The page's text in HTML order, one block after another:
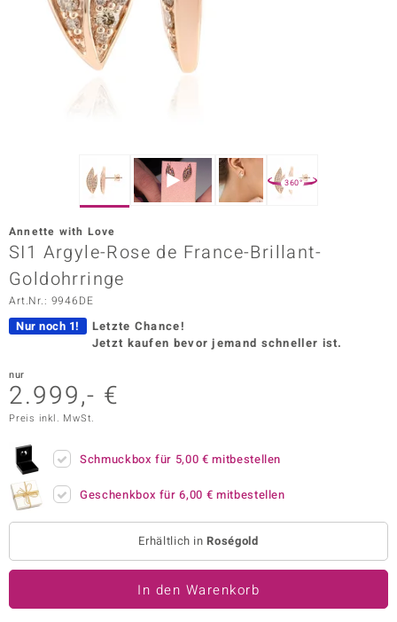
Edition
Vogue
Collection
BY DE MELO
360°
Annette with Love
SI1 Argyle-Rose de France-Brillant-
Goldohrringe
Art.Nr.: 9946DE
Nur noch 1!
Letzte Chance!
Jetzt kaufen bevor jemand schneller ist.
nur
2.999,- €
Preis inkl. MwSt.
Schmuckbox für 5,00 € mitbestellen
Geschenkbox für6,00 € mitbestellen
Erhältlich inRoségold
In den Warenkorb